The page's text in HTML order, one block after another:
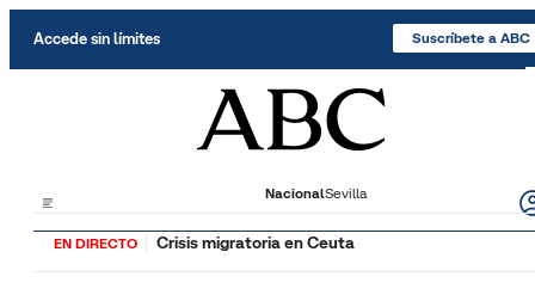
Accede sin límites Suscríbete a ABC
NacionalSevilla
EN DIRECTO Crisis migratoria en Ceuta